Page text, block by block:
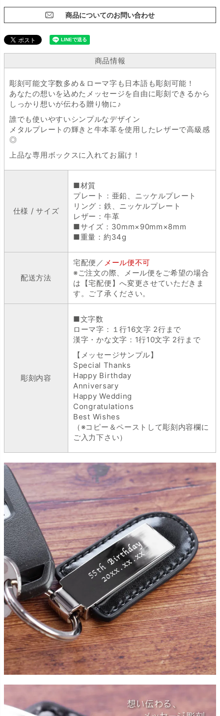
商品についてのお問い合わせ
商品情報
彫刻可能文字数多め＆ローマ字も日本語も彫刻可能！
あなたの想いを込めたメッセージを自由に彫刻できるから
しっかり想いが伝わる贈り物に♪
誰でも使いやすいシンプルなデザイン
メタルプレートの輝きと牛本革を使用したレザーで高級感
◎
上品な専用ボックスに入れてお届け！
仕様 / サイズ
■材質
プレート：亜鉛、ニッケルプレート
リング：鉄、ニッケルプレート
レザー：牛革
■サイズ：30mm×90mm×8mm
■重量：約34g
配送方法
宅配便／ メール便不可
※ご注文の際、メール便をご希望の場合
は【宅配便】へ変更させていただきま
す。ご了承ください。
彫刻内容
■文字数
ローマ字：１行16文字 2行まで
漢字・かな文字：1行10文字 2行まで
【メッセージサンプル】
Special Thanks
Happy Birthday
Anniversary
Happy Wedding
Congratulations
Best Wishes
（※コピー＆ペーストして彫刻内容欄に
ご入力下さい）